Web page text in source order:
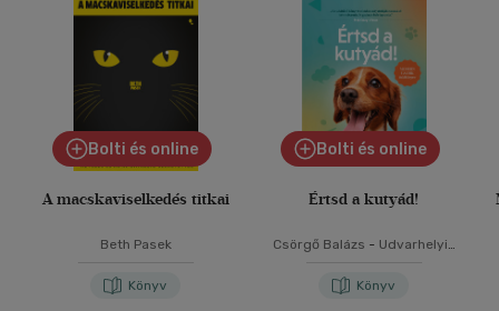
Bolti és online
A macskaviselkedés titkai
Beth Pasek
Könyv
Bolti és online
Értsd a kutyád!
Csörgő Balázs - Udvarhelyi-
Könyv